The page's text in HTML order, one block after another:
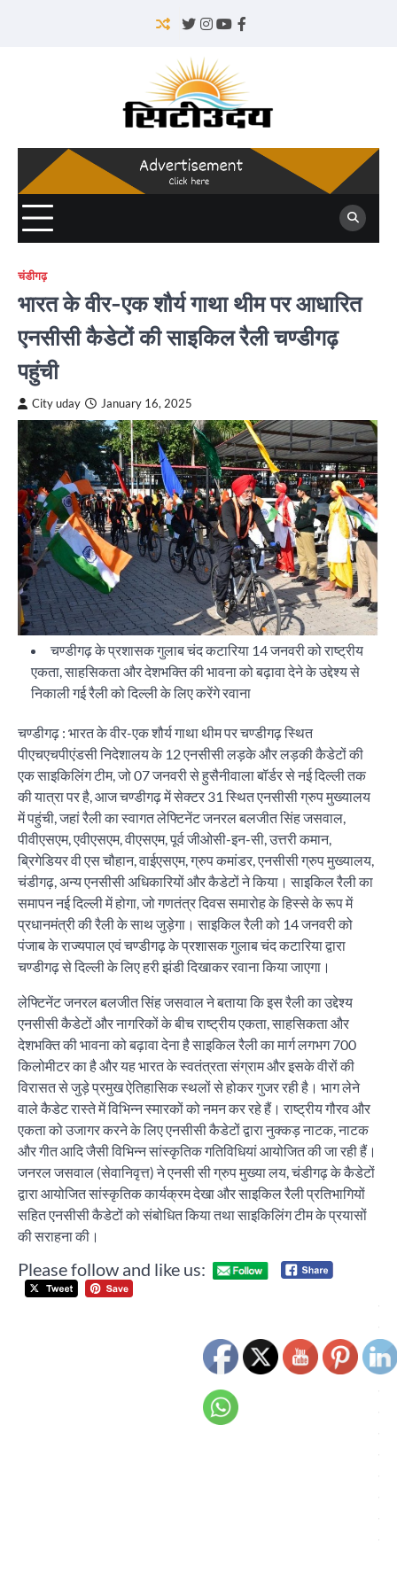
Twitter
Instagram
YouTube
Facebook
चंडीगढ़
भारत के वीर-एक शौर्य गाथा थीम पर आधारित
एनसीसी कैडेटों की साइकिल रैली चण्डीगढ़
पहुंची
City uday January 16, 2025
चण्डीगढ़ के प्रशासक गुलाब चंद कटारिया 14 जनवरी को राष्ट्रीय
एकता, साहसिकता और देशभक्ति की भावना को बढ़ावा देने के उद्देश्य से
निकाली गई रैली को दिल्ली के लिए करेंगे रवाना
चण्डीगढ़ : भारत के वीर-एक शौर्य गाथा थीम पर चण्डीगढ़ स्थित
पीएचएचपीएंडसी निदेशालय के 12 एनसीसी लड़के और लड़की कैडेटों की
एक साइकिलिंग टीम, जो 07 जनवरी से हुसैनीवाला बॉर्डर से नई दिल्ली तक
की यात्रा पर है, आज चण्डीगढ़ में सेक्टर 31 स्थित एनसीसी ग्रुप मुख्यालय
में पहुंची, जहां रैली का स्वागत लेफ्टिनेंट जनरल बलजीत सिंह जसवाल,
पीवीएसएम, एवीएसएम, वीएसएम, पूर्व जीओसी-इन-सी, उत्तरी कमान,
ब्रिगेडियर वी एस चौहान, वाईएसएम, ग्रुप कमांडर, एनसीसी ग्रुप मुख्यालय,
चंडीगढ़, अन्य एनसीसी अधिकारियों और कैडेटों ने किया। साइकिल रैली का
समापन नई दिल्ली में होगा, जो गणतंत्र दिवस समारोह के हिस्से के रूप में
प्रधानमंत्री की रैली के साथ जुड़ेगा। साइकिल रैली को 14 जनवरी को
पंजाब के राज्यपाल एवं चण्डीगढ़ के प्रशासक गुलाब चंद कटारिया द्वारा
चण्डीगढ़ से दिल्ली के लिए हरी झंडी दिखाकर रवाना किया जाएगा।
लेफ्टिनेंट जनरल बलजीत सिंह जसवाल ने बताया कि इस रैली का उद्देश्य
एनसीसी कैडेटों और नागरिकों के बीच राष्ट्रीय एकता, साहसिकता और
देशभक्ति की भावना को बढ़ावा देना है साइकिल रैली का मार्ग लगभग 700
किलोमीटर का है और यह भारत के स्वतंत्रता संग्राम और इसके वीरों की
विरासत से जुड़े प्रमुख ऐतिहासिक स्थलों से होकर गुजर रही है। भाग लेने
वाले कैडेट रास्ते में विभिन्न स्मारकों को नमन कर रहे हैं। राष्ट्रीय गौरव और
एकता को उजागर करने के लिए एनसीसी कैडेटों द्वारा नुक्कड़ नाटक, नाटक
और गीत आदि जैसी विभिन्न सांस्कृतिक गतिविधियां आयोजित की जा रही हैं।
जनरल जसवाल (सेवानिवृत्त) ने एनसी सी ग्रुप मुख्या लय, चंडीगढ़ के कैडेटों
द्वारा आयोजित सांस्कृतिक कार्यक्रम देखा और साइकिल रैली प्रतिभागियों
सहित एनसीसी कैडेटों को संबोधित किया तथा साइकिलिंग टीम के प्रयासों
की सराहना की।
Please follow and like us:
Post